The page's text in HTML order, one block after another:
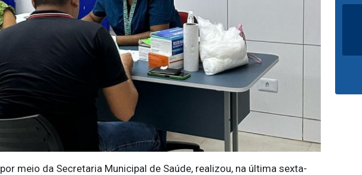
meio da Secretaria Municipal de Saúde, realizou, na última sexta-